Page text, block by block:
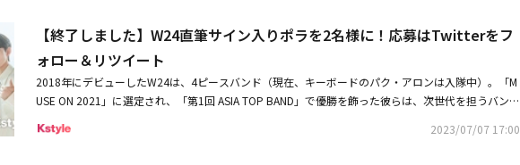
4、日本で初体験！ライブでの反応に感激「心があたたかくなりました」【プレゼント】W24直筆サ
イン入りポラを2名様に！応募はTwitterをフォロー＆リツイート 「第1回 ASIA TOP BAND」での優勝
を振り返り！――W24といえば、「第1回 ASIA TOP BAND」の優勝者でもあります。その時のことを振り
返ってみて、大変だったこと、つらかったこと、逆に楽しかったこと、感動したことはなんですか？
チョン・ホウォン：まさに奇跡でしたね（笑）。キム・ユンス：まさか自分たちの身にこんなことが
起きるとは、と思いました。チョン・ホウォン：アジア中のたくさんのバンドを集めた中で僕たちが
【終了しました】W24直筆サイン入りポラを2名様に！応募はTwitterをフ
ォロー＆リツイート
2018年にデビューしたW24は、4ピースバンド（現在、キーボードのパク・アロンは入隊中）。「M
USE ON 2021」に選定され、「第1回 ASIA TOP BAND」で優勝を飾った彼らは、次世代を担うバンド
ニライブを行い、ファンとの交流を楽しみました。Kstyleはそんな彼らに、日本の印象やバンドのあ
2023/07/07 17:00